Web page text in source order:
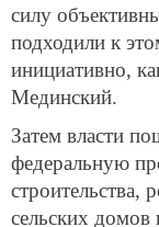
силу
подходили к
инициативно,
Мединский.
Затем власти
федеральную
строительства,
сельских домов